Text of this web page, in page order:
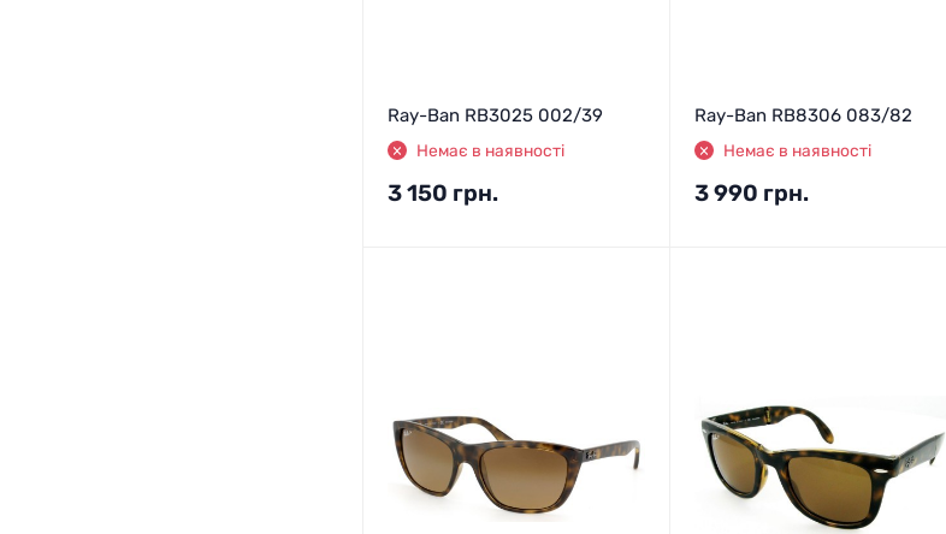
Ray-Ban RB3025 002/39
Немає в наявності
3 150 грн.
Ray-Ban RB8306 083/82
Немає в наявності
3 990 грн.